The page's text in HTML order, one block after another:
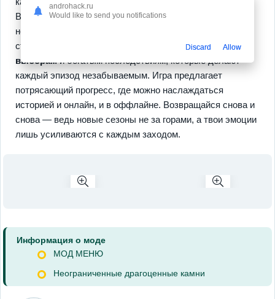
Вплетай свои истории в ткань их жизней — от
неуклюжего начала любви до почти голливудских
страстей. Особое внимание стоит уделитьсмелым
выборами богатым последствиям, которые делают
каждый эпизод незабываемым. Игра предлагает
потрясающий прогресс, где можно наслаждаться
историей и онлайн, и в оффлайне. Возвращайся снова и
снова — ведь новые сезоны не за горами, а твои эмоции
лишь усиливаются с каждым заходом.
Информация о моде
МОД МЕНЮ
Неограниченные драгоценные камни
androhack.ru
Would like to send you notifications
Discard Allow